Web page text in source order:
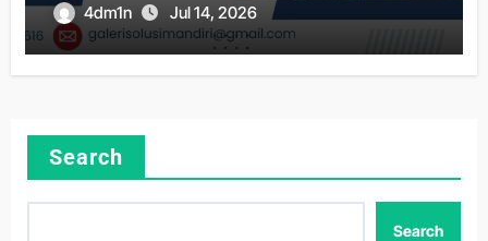
4dm1n Jul 14, 2026
Search
Search